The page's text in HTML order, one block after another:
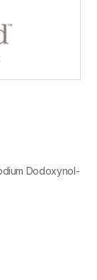
Dodoxynol-